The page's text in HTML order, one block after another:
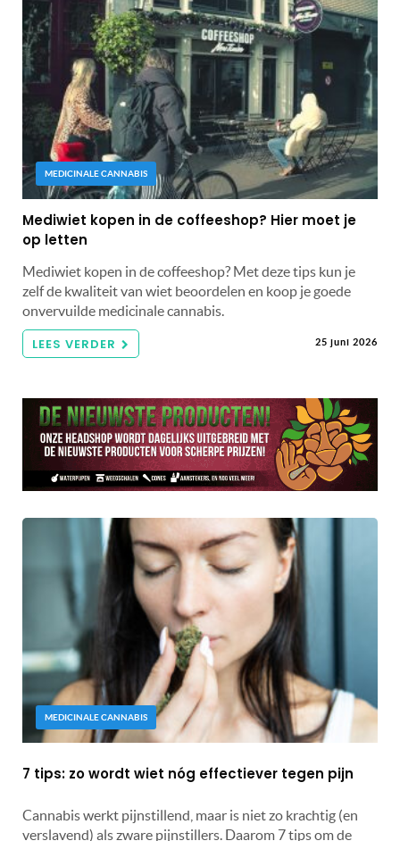
MEDICINALE CANNABIS
Mediwiet kopen in de coffeeshop? Hier moet je
op letten
Mediwiet kopen in de coffeeshop? Met deze tips kun je
zelf de kwaliteit van wiet beoordelen en koop je goede
onvervuilde medicinale cannabis.
LEES VERDER 25 juni 2026
MEDICINALE CANNABIS
7 tips: zo wordt wiet nóg effectiever tegen pijn
Cannabis werkt pijnstillend, maar is niet zo krachtig (en
verslavend) als zware pijnstillers. Daarom 7 tips om de